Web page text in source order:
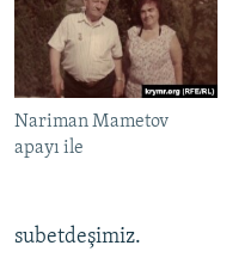
Nariman Mametov
apayı ile
subetdeşimiz.